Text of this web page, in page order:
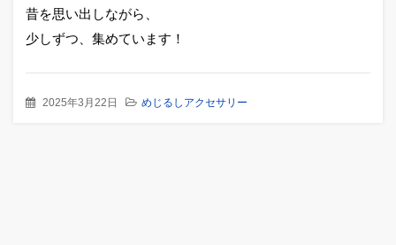
昔を思い出しながら、
少しずつ、集めています！
2025年3月22日 めじるしアクセサリー